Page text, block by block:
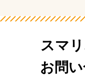
スマ
お問